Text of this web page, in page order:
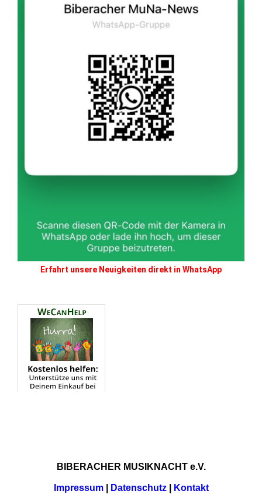
Erfahrt unsere Neuigkeiten direkt in WhatsApp
BIBERACHER MUSIKNACHT e.V.
Impressum| Datenschutz| Kontakt